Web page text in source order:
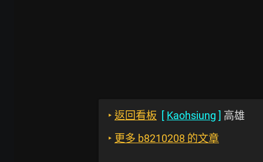
‣ 返回看板 [ Kaohsiung ] 高雄
‣ 更多 b8210208 的文章